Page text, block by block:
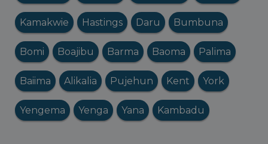
Kamakwie Hastings Daru Bumbuna
Bomi Boajibu Barma Baoma Palima
Baiima Alikalia Pujehun Kent York
Yengema Yenga Yana Kambadu